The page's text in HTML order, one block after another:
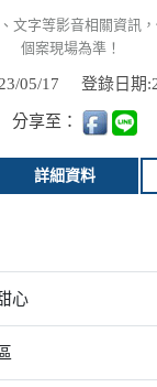
文字等影音相關資訊
個案現場為準！
05/17 登錄日期
分享至：
詳細資料
心